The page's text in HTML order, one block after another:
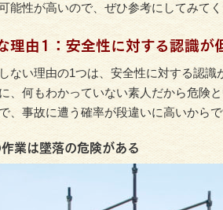
能性が高いので、ぜひ参考にしてみてく
理由1：安全性に対する認識が
ない理由の1つは、安全性に対する認識
、何もわかっていない素人だから危険
、事故に遭う確率が段違いに高いからで
作業は墜落の危険がある